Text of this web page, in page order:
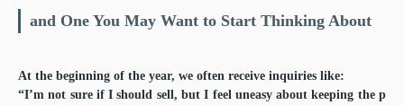
and One You May Want to Start Thinking About
At the beginning of the year, we often receive inquiries like:
“I’m not sure if I should sell, but I feel uneasy about keeping the p